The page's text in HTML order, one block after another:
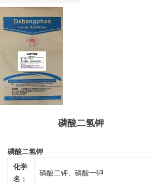
磷酸二氢钾
化学
名：
磷酸二钾、磷酸一钾
磷酸二氢钾